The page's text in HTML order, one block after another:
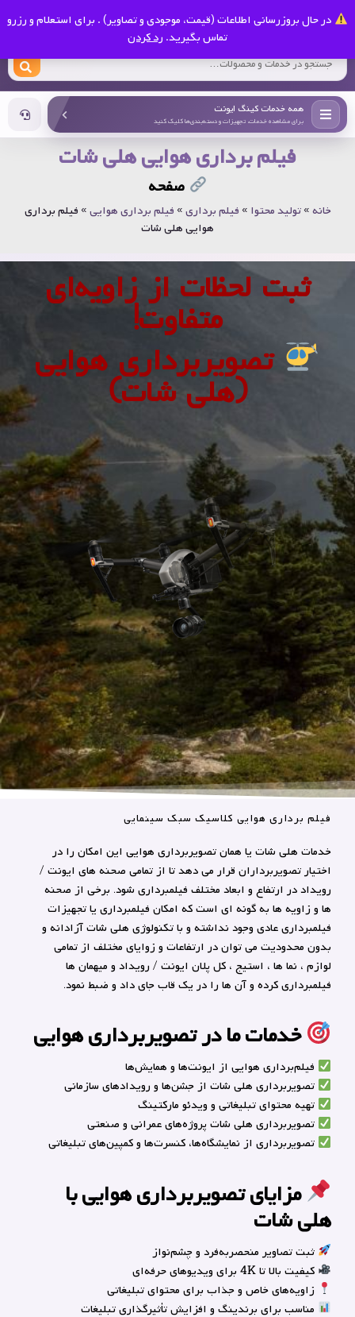
در حال بروزرسانی اطلاعات (قیمت، موجودی و تصاویر) . برای استعلام و رزرو
تماس بگیرید. رد کردن
کینگ ایونت
همه خدمات کینگ ایونت
برای مشاهده خدمات، تجهیزات و دسته‌بندی‌ها کلیک کنید
فیلم برداری هوایی هلی شات
صفحه
خانه»تولید محتوا »فیلم برداری»فیلم برداری هوایی»فیلم برداری
هوایی هلی شات
ثبت لحظات از زاویه‌ای
متفاوت!
تصویربرداری هوایی
(هلی شات)
فیلم برداری هوایی کلاسیک سبک سینمایی
خدمات هلی شات یا همان تصویربرداری هوایی این امکان را در
اختیار تصویربرداران قرار می دهد تا از تمامی صحنه های ایونت /
رویداد در ارتفاع و ابعاد مختلف فیلمبرداری شود. برخی از صحنه
ها و زاویه ها به گونه ای است که امکان فیلمبرداری یا تجهیزات
فیلمبرداری عادی وجود نداشته و با تکنولوژی هلی شات آزادانه و
بدون محدودیت می توان در ارتفاعات و زوایای مختلف از تمامی
لوازم ، نما ها ، استیج ، کل پلان ایونت / رویداد و میهمان ها
فیلمبرداری کرده و آن ها را در یک قاب جای داد و ضبط نمود.
خدمات ما در تصویربرداری هوایی
فیلم‌برداری هوایی از ایونت‌ها و همایش‌ها
تصویربرداری هلی شات از جشن‌ها و رویدادهای سازمانی
تهیه محتوای تبلیغاتی و ویدئو مارکتینگ
تصویربرداری هلی شات پروژه‌های عمرانی و صنعتی
تصویربرداری از نمایشگاه‌ها، کنسرت‌ها و کمپین‌های تبلیغاتی
مزایای تصویربرداری هوایی با
هلی شات
ثبت تصاویر منحصر‌به‌فرد و چشم‌نواز
کیفیت بالا تا 4K برای ویدیوهای حرفه‌ای
زاویه‌های خاص و جذاب برای محتوای تبلیغاتی
مناسب برای برندینگ و افزایش تأثیرگذاری تبلیغات